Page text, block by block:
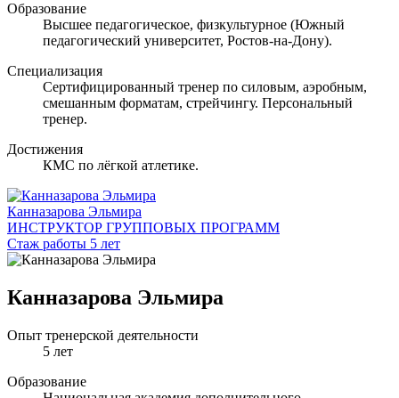
Образование
Высшее педагогическое, физкультурное (Южный
педагогический университет, Ростов-на-Дону).
Специализация
Сертифицированный тренер по силовым, аэробным,
смешанным форматам, стрейчингу. Персональный
тренер.
Достижения
КМС по лёгкой атлетике.
Канназарова Эльмира
ИНСТРУКТОР ГРУППОВЫХ ПРОГРАММ
Стаж работы 5 лет
Канназарова Эльмира
Опыт тренерской деятельности
5 лет
Образование